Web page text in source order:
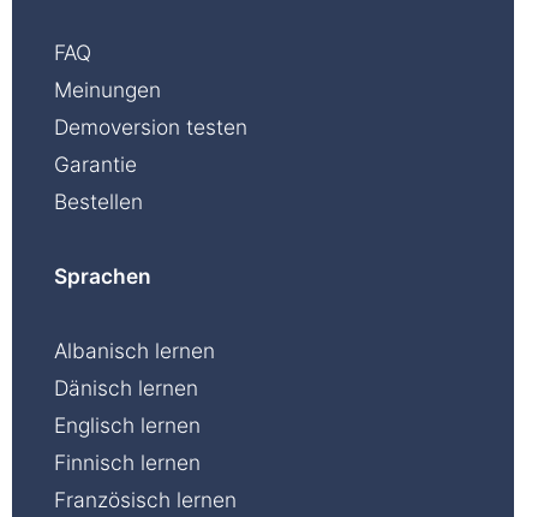
FAQ
Meinungen
Demoversion testen
Garantie
Bestellen
Sprachen
Albanisch lernen
Dänisch lernen
Englisch lernen
Finnisch lernen
Französisch lernen